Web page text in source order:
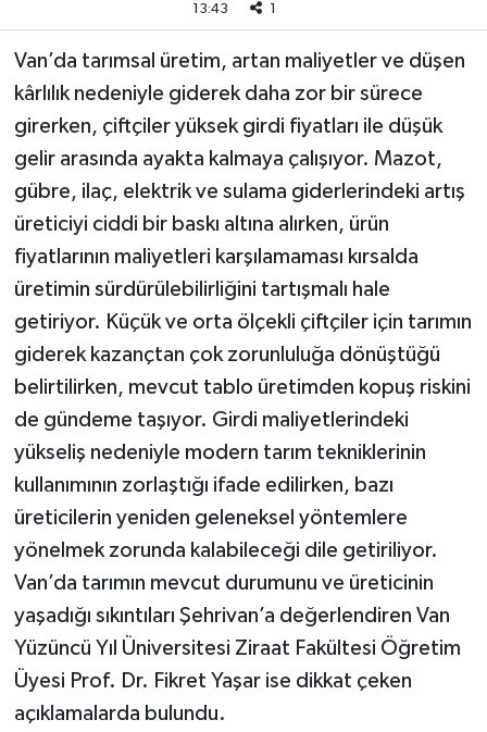
13:43
Van’da tarımsal üretim, artan maliyetler ve düşen
kârlılık nedeniyle giderek daha zor bir sürece
girerken, çiftçiler yüksek girdi fiyatları ile düşük
gelir arasında ayakta kalmaya çalışıyor. Mazot,
gübre, ilaç, elektrik ve sulama giderlerindeki artış
üreticiyi ciddi bir baskı altına alırken, ürün
fiyatlarının maliyetleri karşılamaması kırsalda
üretimin sürdürülebilirliğini tartışmalı hale
getiriyor. Küçük ve orta ölçekli çiftçiler için tarımın
giderek kazançtan çok zorunluluğa dönüştüğü
belirtilirken, mevcut tablo üretimden kopuş riskini
de gündeme taşıyor. Girdi maliyetlerindeki
yükseliş nedeniyle modern tarım tekniklerinin
kullanımının zorlaştığı ifade edilirken, bazı
üreticilerin yeniden geleneksel yöntemlere
yönelmek zorunda kalabileceği dile getiriliyor.
Van’da tarımın mevcut durumunu ve üreticinin
yaşadığı sıkıntıları Şehrivan’a değerlendiren Van
Yüzüncü Yıl Üniversitesi Ziraat Fakültesi Öğretim
Üyesi Prof. Dr. Fikret Yaşar ise dikkat çeken
açıklamalarda bulundu.